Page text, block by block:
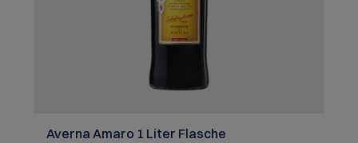
Averna Amaro 1 Liter Flasche